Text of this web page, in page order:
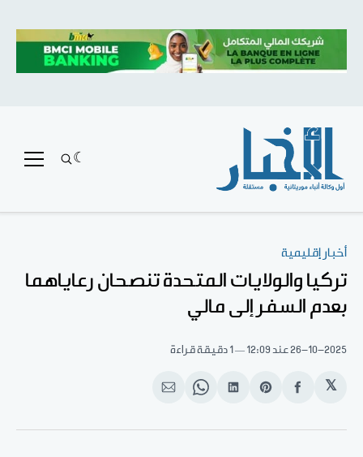
أخبار إقليمية
تركيا والولايات المتحدة تنصحان رعاياهما
بعدم السفر إلى مالي
26-10-2025عند 12:09 1 دقيقة قراءة
𝕏
انشر
الفيسبوك
Share
Pinterest
انشر
لينكد
Share
WhatsApp
انشر
الإيميل